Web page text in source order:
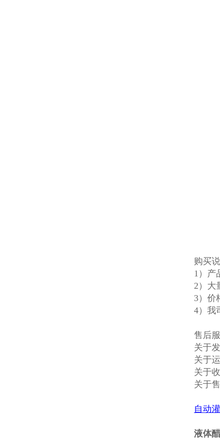
购买
1）产
2）大
3）价
4）我
售后
关于
关于
关于
关于
自动
液体